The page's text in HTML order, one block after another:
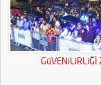
GüVENiLiRLiĞİ